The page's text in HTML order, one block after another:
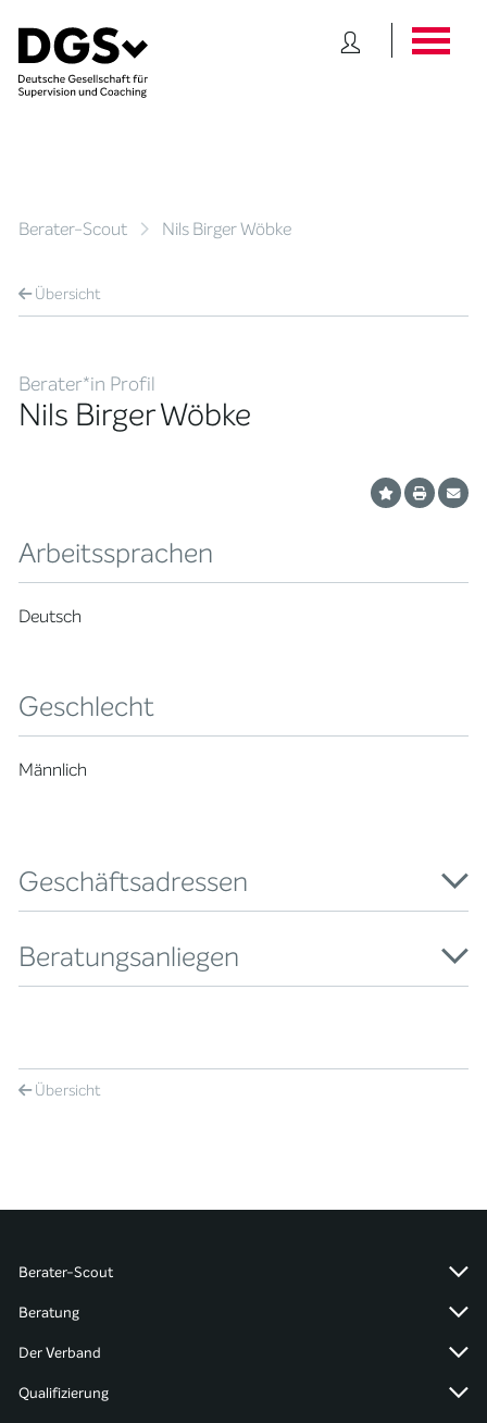
Berater-Scout Nils Birger Wöbke
Übersicht
Berater*in Profil
Nils Birger Wöbke
Arbeitssprachen
Deutsch
Geschlecht
Männlich
Geschäftsadressen
Beratungsanliegen
Übersicht
Berater-Scout
Beratung
Der Verband
Qualifizierung